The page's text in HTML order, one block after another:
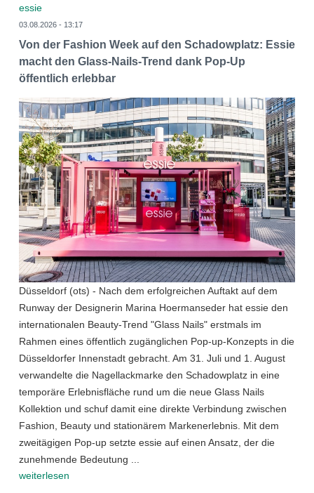
essie
03.08.2026 - 13:17
Von der Fashion Week auf den Schadowplatz: Essie
macht den Glass-Nails-Trend dank Pop-Up
öffentlich erlebbar
Düsseldorf (ots) - Nach dem erfolgreichen Auftakt auf dem
Runway der Designerin Marina Hoermanseder hat essie den
internationalen Beauty-Trend "Glass Nails" erstmals im
Rahmen eines öffentlich zugänglichen Pop-up-Konzepts in die
Düsseldorfer Innenstadt gebracht. Am 31. Juli und 1. August
verwandelte die Nagellackmarke den Schadowplatz in eine
temporäre Erlebnisfläche rund um die neue Glass Nails
Kollektion und schuf damit eine direkte Verbindung zwischen
Fashion, Beauty und stationärem Markenerlebnis. Mit dem
zweitägigen Pop-up setzte essie auf einen Ansatz, der die
zunehmende Bedeutung ...
weiterlesen